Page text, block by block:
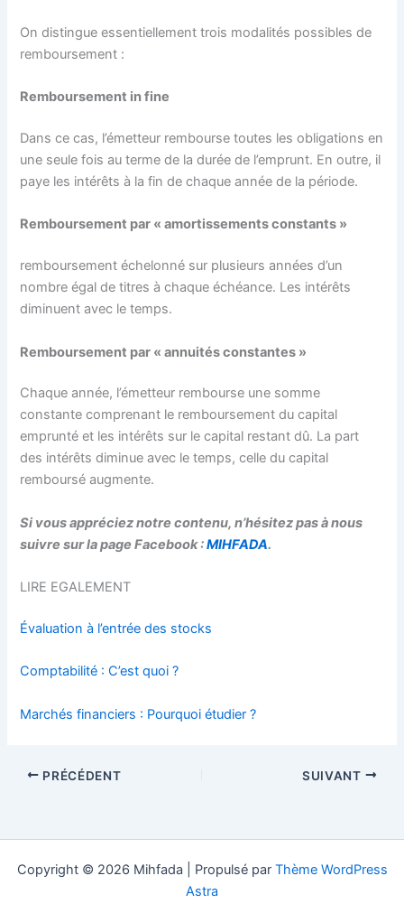
On distingue essentiellement trois modalités possibles de
remboursement :
Remboursement in fine
Dans ce cas, l’émetteur rembourse toutes les obligations en
une seule fois au terme de la durée de l’emprunt. En outre, il
paye les intérêts à la fin de chaque année de la période.
Remboursement par « amortissements constants »
remboursement échelonné sur plusieurs années d’un
nombre égal de titres à chaque échéance. Les intérêts
diminuent avec le temps.
Remboursement par « annuités constantes »
Chaque année, l’émetteur rembourse une somme
constante comprenant le remboursement du capital
emprunté et les intérêts sur le capital restant dû. La part
des intérêts diminue avec le temps, celle du capital
remboursé augmente.
Si vous appréciez notre contenu, n’hésitez pas à nous
suivre sur la page Facebook :MIHFADA.
LIRE EGALEMENT
Évaluation à l’entrée des stocks
Comptabilité : C’est quoi ?
Marchés financiers : Pourquoi étudier ?
PRÉCÉDENT SUIVANT
Copyright © 2026 Mihfada | Propulsé par Thème WordPress
Astra